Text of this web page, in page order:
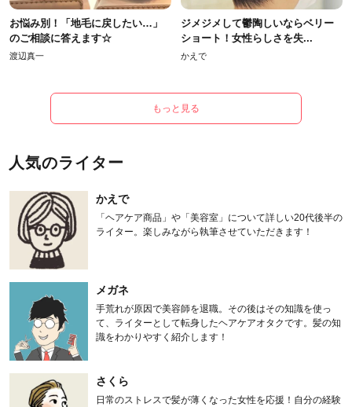
お悩み別！「地毛に戻したい…」
のご相談に答えます☆
渡辺真一
ジメジメして鬱陶しいならベリー
ショート！女性らしさを失...
かえで
もっと見る
人気のライター
かえで
「ヘアケア商品」や「美容室」について詳しい20代後半の
ライター。楽しみながら執筆させていただきます！
メガネ
手荒れが原因で美容師を退職。その後はその知識を使っ
て、ライターとして転身したヘアケアオタクです。髪の知
識をわかりやすく紹介します！
さくら
日常のストレスで髪が薄くなった女性を応援！自分の経験